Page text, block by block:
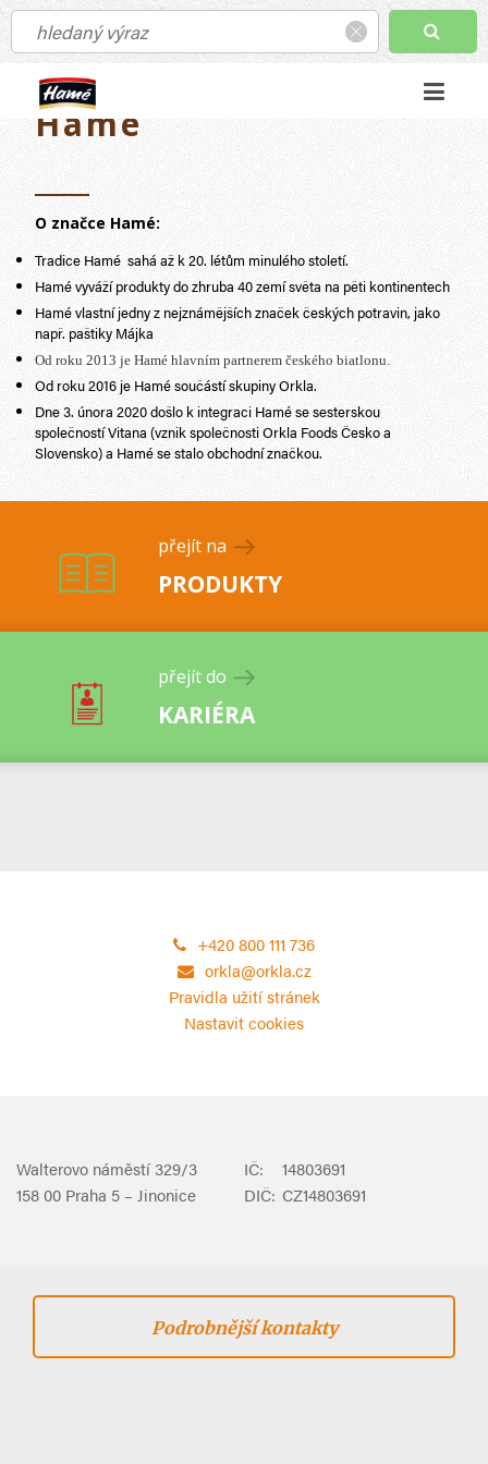
Základní fakta o
Hamé
O značce Hamé:
Tradice Hamé sahá až k 20. létům minulého století.
Hamé vyváží produkty do zhruba 40 zemí světa na pěti kontinentech
Hamé vlastní jedny z nejznámějších značek českých potravin, jako
např. paštiky Májka
Od roku 2013 je Hamé hlavním partnerem českého biatlonu.
Od roku 2016 je Hamé součástí skupiny Orkla.
Dne 3. února 2020 došlo k integraci Hamé se sesterskou
společností Vitana (vznik společnosti Orkla Foods Česko a
Slovensko) a Hamé se stalo obchodní značkou.
přejít na
PRODUKTY
přejít do
KARIÉRA
+420 800 111 736
orkla@orkla.cz
Pravidla užití stránek
Nastavit cookies
Walterovo náměstí 329/3
158 00 Praha 5 – Jinonice
IČ:
14803691
DIČ: CZ14803691
Podrobnější kontakty